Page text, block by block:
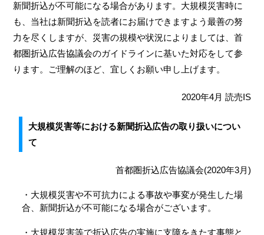
新聞折込が不可能になる場合があります。大規模災害時に
も、当社は新聞折込を読者にお届けできますよう最善の努
力を尽くしますが、災害の規模や状況によりましては、首
都圏折込広告協議会のガイドラインに基いた対応をして参
ります。ご理解のほど、宜しくお願い申し上げます。
2020年4月 読売IS
大規模災害等における新聞折込広告の取り扱いについ
て
首都圏折込広告協議会(2020年3月)
・大規模災害や不可抗力による事故や事変が発生した場
合、新聞折込が不可能になる場合がございます。
・大規模災害等で折込広告の実施に支障をきたす事態と